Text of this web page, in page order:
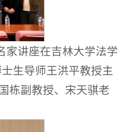
家讲座在吉林大学法学
生导师王洪平教授主
栋副教授、宋天骐老